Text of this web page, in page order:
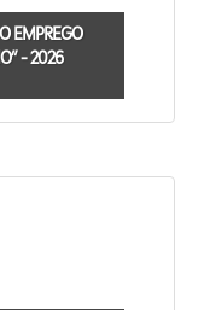
EMPREGO
- 2026